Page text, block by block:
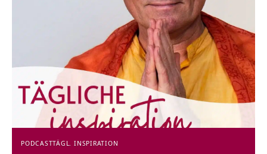
PODCASTTÄGL. INSPIRATION